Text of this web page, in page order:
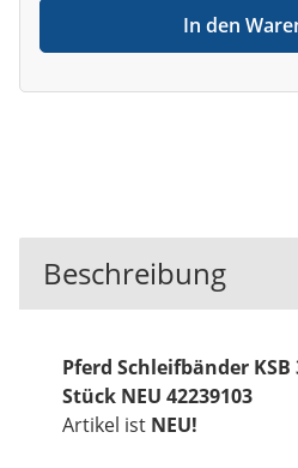
In den
Beschreibung
Pferd Schleifbänder KSB
Stück NEU 42239103
Artikel ist NEU!